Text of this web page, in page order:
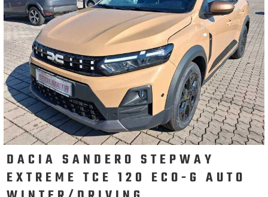
DACIA SANDERO STEPWAY
EXTREME TCE 120 ECO-G AUTO